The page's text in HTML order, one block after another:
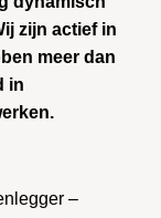
zijn actief in
meer dan
in
–